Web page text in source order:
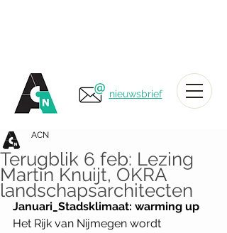
nieuwsbrief
Terugblik 6 feb: Lezing
Martin Knuijt, OKRA
landschapsarchitecten
ACN
Januari_Stadsklimaat: warming up
Het Rijk van Nijmegen wordt